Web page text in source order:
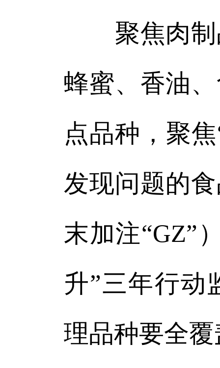
聚焦肉制
蜂蜜、香油
点品种，聚
发现问题的
末加注“GZ”
升”三年行动
理品种要全